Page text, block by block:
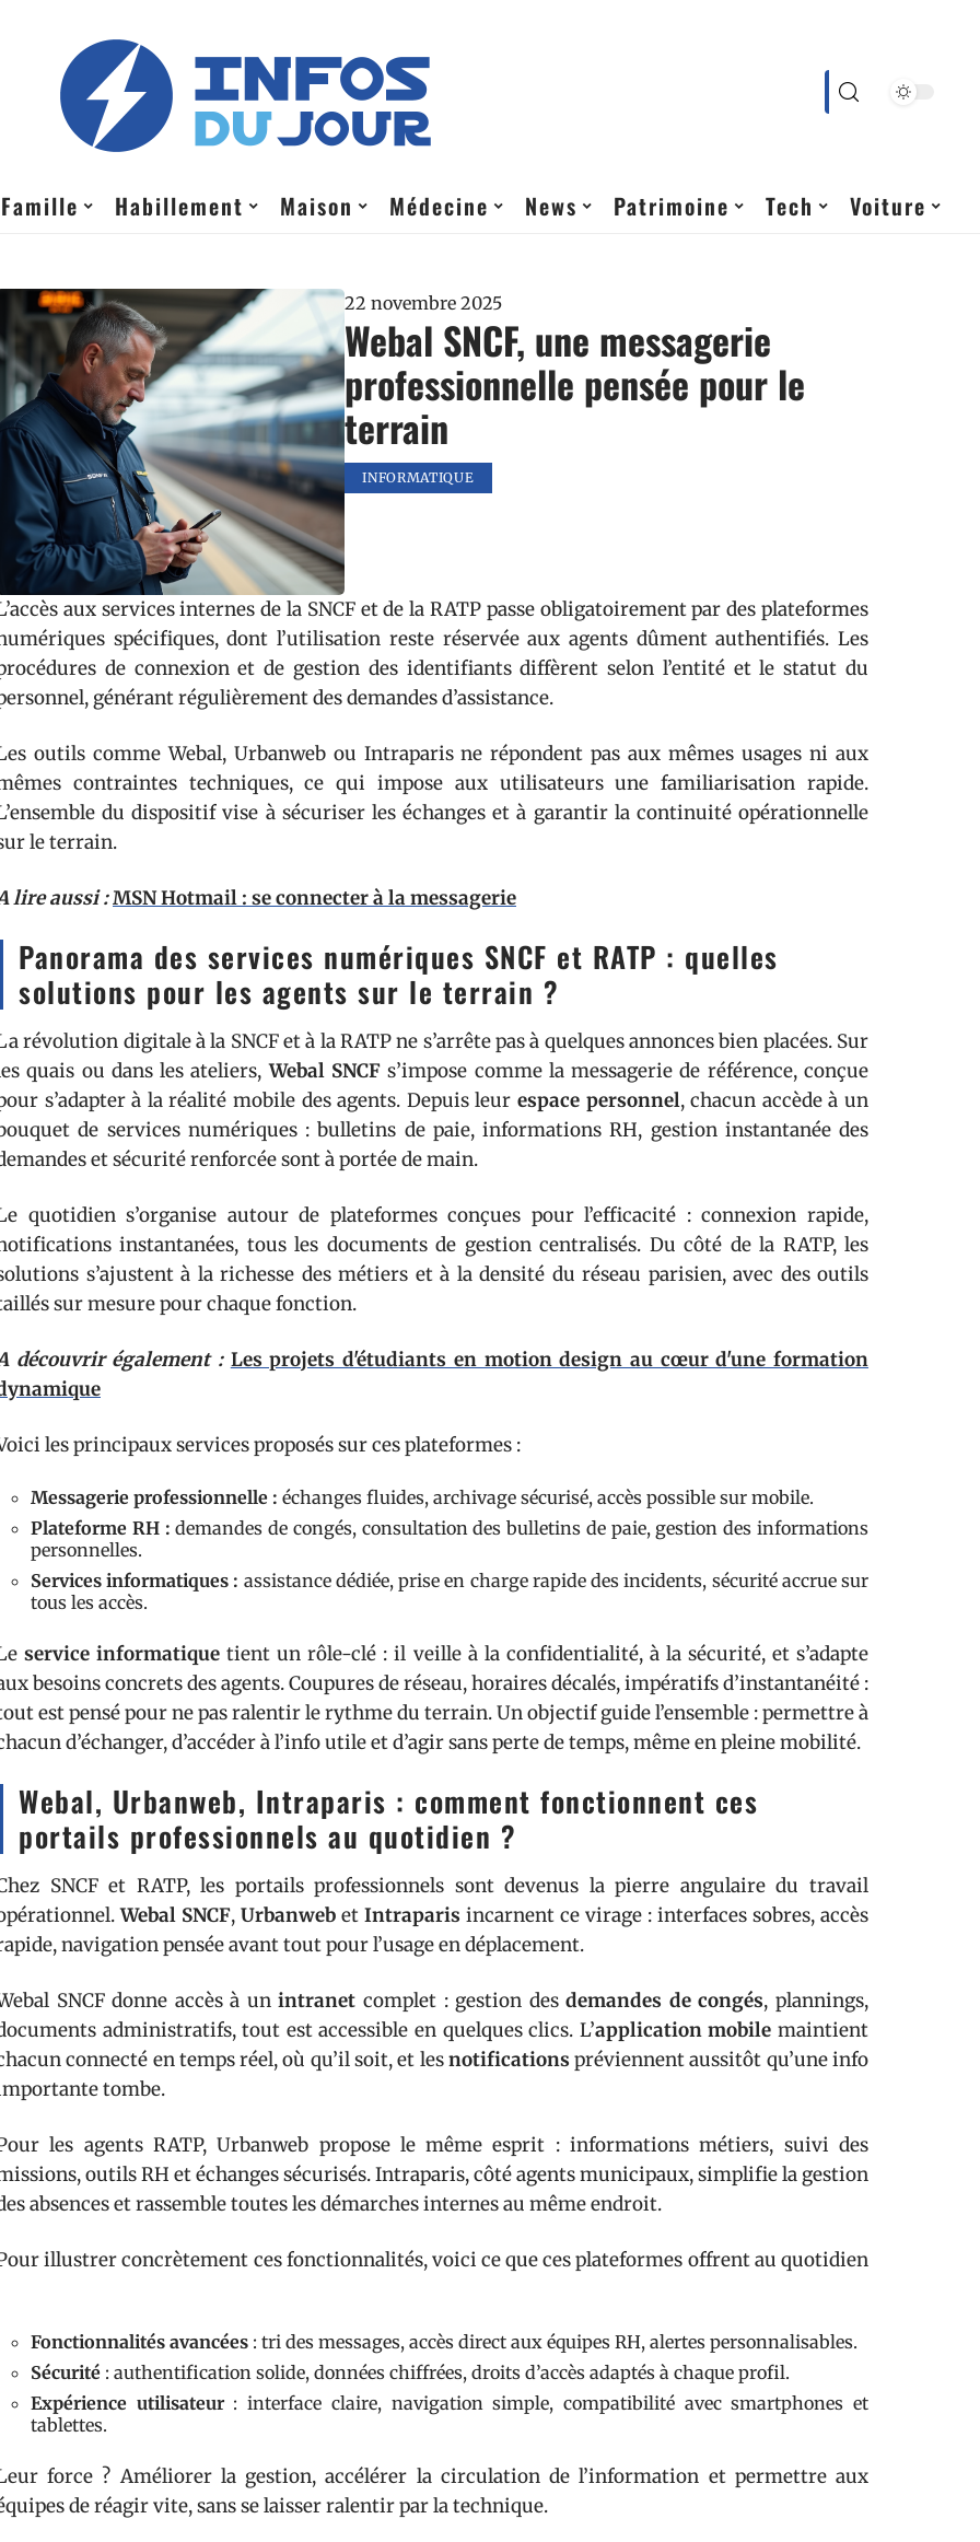
Famille Habillement Maison Médecine News Patrimoine Tech Voiture
22 novembre 2025
Webal SNCF, une messagerie
professionnelle pensée pour le
terrain
INFORMATIQUE
aux services internes de la SNCF et de la RATP passe obligatoirement par des plateformes
spécifiques, dont l’utilisation reste réservée aux agents dûment authentifiés. Les
de connexion et de gestion des identifiants diffèrent selon l’entité et le statut du
générant régulièrement des demandes d’assistance.
outils comme Webal, Urbanweb ou Intraparis ne répondent pas aux mêmes usages ni aux
contraintes techniques, ce qui impose aux utilisateurs une familiarisation rapide.
du dispositif vise à sécuriser les échanges et à garantir la continuité opérationnelle
le terrain.
lire aussi :MSN Hotmail : se connecter à la messagerie
Panorama des services numériques SNCF et RATP : quelles
solutions pour les agents sur le terrain ?
révolution digitale à la SNCF et à la RATP ne s’arrête pas à quelques annonces bien placées. Sur
quais ou dans les ateliers,Webal SNCF s’impose comme la messagerie de référence, conçue
s’adapter à la réalité mobile des agents. Depuis leur espace personnel, chacun accède à un
de services numériques : bulletins de paie, informations RH, gestion instantanée des
et sécurité renforcée sont à portée de main.
quotidien s’organise autour de plateformes conçues pour l’efficacité : connexion rapide,
instantanées, tous les documents de gestion centralisés. Du côté de la RATP, les
s’ajustent à la richesse des métiers et à la densité du réseau parisien, avec des outils
sur mesure pour chaque fonction.
découvrir également : Les projets d'étudiants en motion design au cœur d'une formation
les principaux services proposés sur ces plateformes :
Messagerie professionnelle : échanges fluides, archivage sécurisé, accès possible sur mobile.
Plateforme RH : demandes de congés, consultation des bulletins de paie, gestion des informations
personnelles.
Services informatiques : assistance dédiée, prise en charge rapide des incidents, sécurité accrue sur
tous les accès.
service informatique tient un rôle-clé : il veille à la confidentialité, à la sécurité, et s’adapte
besoins concrets des agents. Coupures de réseau, horaires décalés, impératifs d’instantanéité :
est pensé pour ne pas ralentir le rythme du terrain. Un objectif guide l’ensemble : permettre à
d’échanger, d’accéder à l’info utile et d’agir sans perte de temps, même en pleine mobilité.
Webal, Urbanweb, Intraparis : comment fonctionnent ces
portails professionnels au quotidien ?
SNCF et RATP, les portails professionnels sont devenus la pierre angulaire du travail
Webal SNCF, Urbanweb et Intraparis incarnent ce virage : interfaces sobres, accès
navigation pensée avant tout pour l’usage en déplacement.
SNCF donne accès à unintranet complet : gestion desdemandes de congés, plannings,
administratifs, tout est accessible en quelques clics. L’application mobile maintient
connecté en temps réel, où qu’il soit, et lesnotifications préviennent aussitôt qu’une info
tombe.
les agents RATP, Urbanweb propose le même esprit : informations métiers, suivi des
outils RH et échanges sécurisés. Intraparis, côté agents municipaux, simplifie la gestion
absences et rassemble toutes les démarches internes au même endroit.
illustrer concrètement ces fonctionnalités, voici ce que ces plateformes offrent au quotidien
Fonctionnalités avancées : tri des messages, accès direct aux équipes RH, alertes personnalisables.
Sécurité : authentification solide, données chiffrées, droits d’accès adaptés à chaque profil.
Expérience utilisateur: interface claire, navigation simple, compatibilité avec smartphones et
tablettes.
force ? Améliorer la gestion, accélérer la circulation de l’information et permettre aux
de réagir vite, sans se laisser ralentir par la technique.